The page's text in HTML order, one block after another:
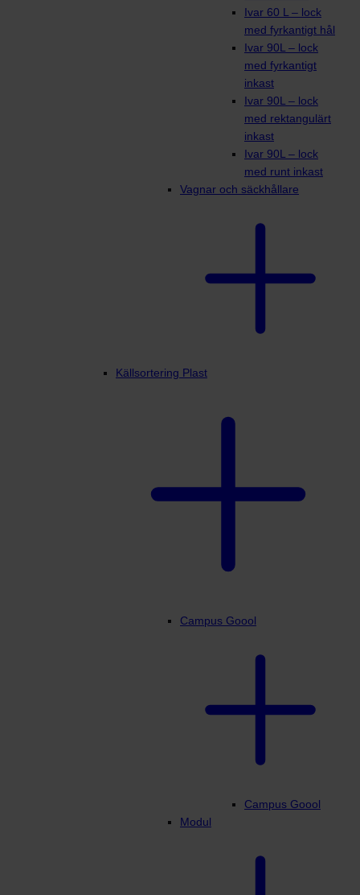
Ivar 60 L – lock
med fyrkantigt hål
Ivar 90L – lock
med fyrkantigt
inkast
Ivar 90L – lock
med rektangulärt
inkast
Ivar 90L – lock
med runt inkast
Vagnar och säckhållare
Källsortering Plast
Campus Goool
Campus Goool
Modul